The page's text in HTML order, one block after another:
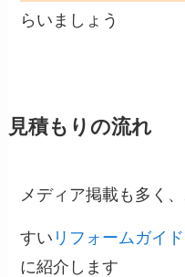
らいましょう
見積もりの流れ
メディア掲載も多く
すい リフォームガイド
に紹介します